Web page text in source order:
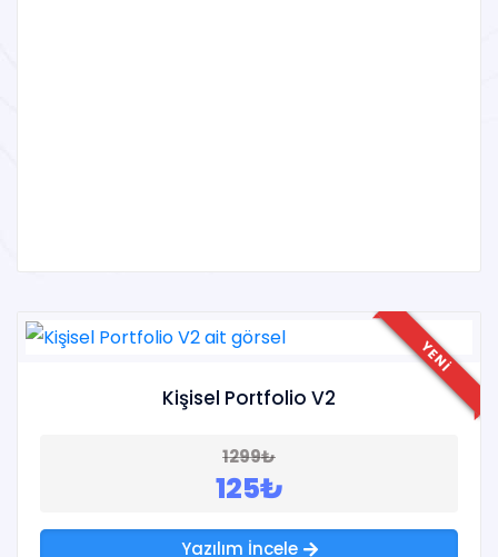
YENI
Kişisel Portfolio V2
1299₺
125₺
Yazılım İncele